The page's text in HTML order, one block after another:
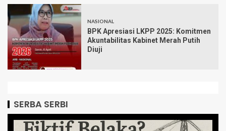
NASIONAL
BPK Apresiasi LKPP 2025: Komitmen
Akuntabilitas Kabinet Merah Putih
Diuji
SERBA SERBI